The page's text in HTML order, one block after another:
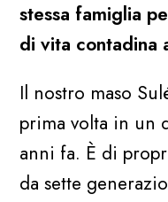
stessa famiglia
di vita contadina
Il nostro maso
prima volta in un
anni fa. È di
da sette